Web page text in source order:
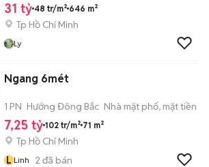
31 tỷ 48 tr/m² 646 m²
Tp Hồ Chí Minh
Ly
Ngang 6mét
1 PN Hướng Đông Bắc Nhà mặt phố, mặt tiền
7,25 tỷ 102 tr/m² 71 m²
Tp Hồ Chí Minh
L Linh 2 đã bán